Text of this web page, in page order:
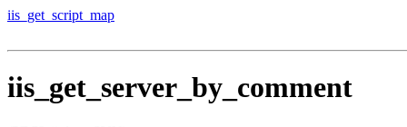
iis_get_script_map
iis_get_server_by_comment